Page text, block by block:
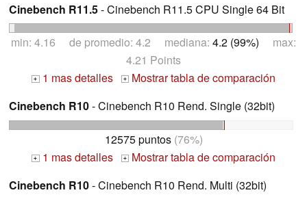
Cinebench R11.5- Cinebench R11.5 CPU Single 64 Bit
min: 4.16 de promedio: 4.2 mediana: 4.2 (99%) max:
4.21 Points
+ 1 mas detalles +
Mostrar tabla de comparación
Cinebench R10- Cinebench R10 Rend. Single (32bit)
12575 puntos(76%)
+ 1 mas detalles +
Mostrar tabla de comparación
Cinebench R10- Cinebench R10 Rend. Multi (32bit)